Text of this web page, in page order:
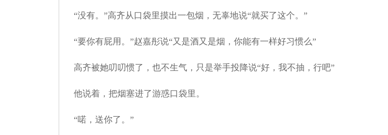
“没有。”高齐从口袋里摸出一包烟，无辜地说“就买了这个。”
“要你有屁用。”赵嘉彤说“又是酒又是烟，你能有一样好习惯么”
高齐被她叨叨惯了，也不生气，只是举手投降说“好，我不抽，行吧”
他说着，把烟塞进了游惑口袋里。
“喏，送你了。”